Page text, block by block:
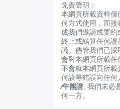
免責聲明：
本網頁所載資料僅
何方式使用，而接
成我們邀請或要約
終止或結算任何證
議。儘管我們已採
會對本網頁所載任
不會就本網頁所載
何該等錯誤向任何
∕牛熊證 , 我們未
何一方。